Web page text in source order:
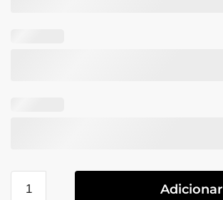
Adicionar